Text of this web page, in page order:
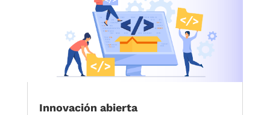
Innovación abierta